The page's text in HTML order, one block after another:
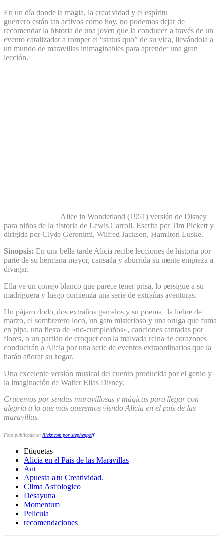
En un día donde la magia, la creatividad y el espíritu
guerrero están tan activos como hoy, no podemos dejar de
recomendar la historia de una joven que la conducen a través de un
evento catalizador a romper el “status quo” de su vida, llevándola a
un mundo de maravillas inimaginables para aprender una gran
lección.
Alice in Wonderland (1951) versión de Disney
para niños de la historia de Lewis Carroll. Escrita por Tim Pickett y
dirigida por Clyde Geronimi, Wilfred Jackson, Hamilton Luske.
Sinopsis: En una bella tarde Alicia recibe lecciones de historia por
parte de su hermana mayor, cansada y aburrida su mente empieza a
divagar.
Ella ve un conejo blanco que parece tener prisa, lo persigue a su
madriguera y luego comienza una serie de extrañas aventuras.
Un pájaro dodo, dos extraños gemelos y su poema, la liebre de
marzo, el sombrerero loco, un gato misterioso y una oruga que fuma
en pipa, una fiesta de «no-cumpleaños», canciones cantadas por
flores, o un partido de croquet con la malvada reina de corazones
conducirán a Alicia por una serie de eventos extraordinarios que la
harán añorar su hogar.
Una excelente versión musical del cuento producida por el genio y
la imaginación de Walter Elias Disney.
Crucemos por sendas maravillosas y mágicas para llegar con
alegría a lo que más queremos viendo Alicia en el país de las
maravillas.
Foto publicada en flickr.com por stephenpoff
Etiquetas
Alicia en el Pais de las Maravillas
Ant
Apuesta a tu Creatividad.
Clima Astrologico
Desayuna
Momentum
Pelicula
recomendaciones